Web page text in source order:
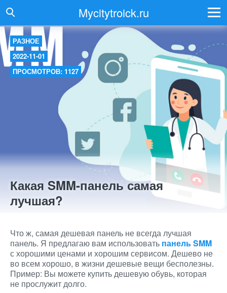
Mycitytroick.ru
РАЗНОЕ
2022-11-01
ПРОСМОТРОВ: 1127
Какая SMM-панель самая
лучшая?
Что ж, самая дешевая панель не всегда лучшая
панель. Я предлагаю вам использовать панель SMM
с хорошими ценами и хорошим сервисом. Дешево не
во всем хорошо, в жизни дешевые вещи бесполезны.
Пример: Вы можете купить дешевую обувь, которая
не прослужит долго.